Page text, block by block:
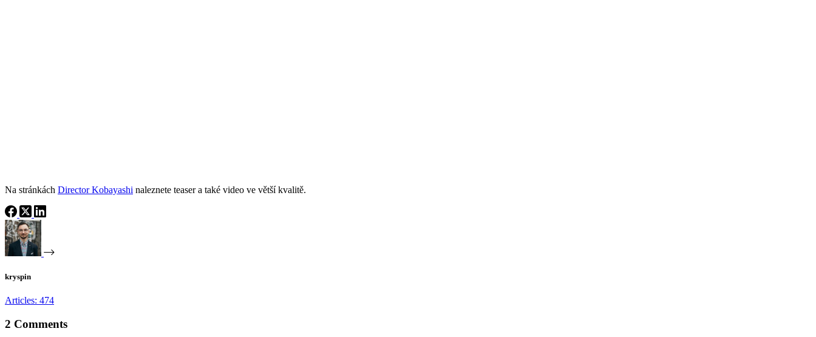
Na stránkách Director Kobayashi naleznete teaser a také video ve větší kvalitě.
kryspin
Articles: 474
2 Comments